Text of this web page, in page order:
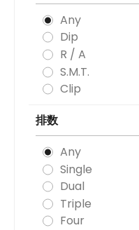
Any
Dip
R / A
S.M.T.
Clip
排数
Any
Single
Dual
Triple
Four